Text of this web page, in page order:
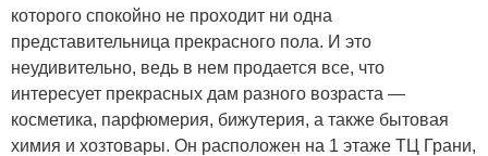
которого спокойно не проходит ни одна
представительница прекрасного пола. И это
неудивительно, ведь в нем продается все, что
интересует прекрасных дам разного возраста —
косметика, парфюмерия, бижутерия, а также бытовая
химия и хозтовары. Он расположен на 1 этаже ТЦ Грани,